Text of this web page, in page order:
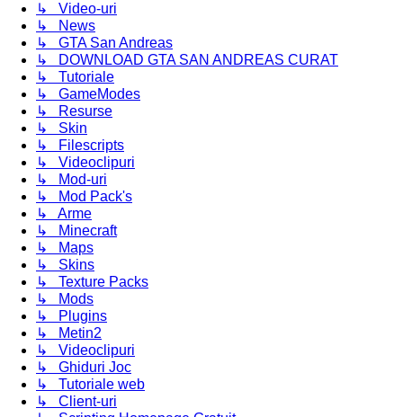
↳ Video-uri
↳ News
↳ GTA San Andreas
↳ DOWNLOAD GTA SAN ANDREAS CURAT
↳ Tutoriale
↳ GameModes
↳ Resurse
↳ Skin
↳ Filescripts
↳ Videoclipuri
↳ Mod-uri
↳ Mod Pack's
↳ Arme
↳ Minecraft
↳ Maps
↳ Skins
↳ Texture Packs
↳ Mods
↳ Plugins
↳ Metin2
↳ Videoclipuri
↳ Ghiduri Joc
↳ Tutoriale web
↳ Client-uri